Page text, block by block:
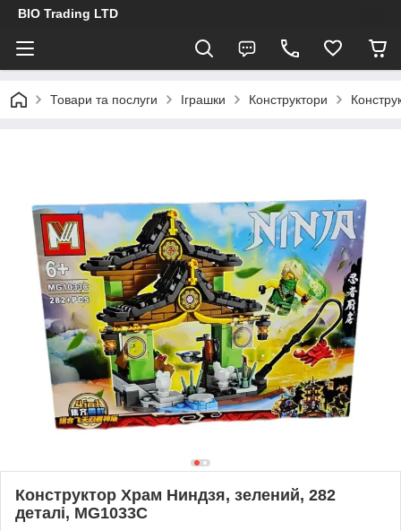
BIO Trading LTD
Товари та послуги Іграшки Конструктори
Конструктор Храм Ниндзя, зелений, 282
деталі, MG1033C